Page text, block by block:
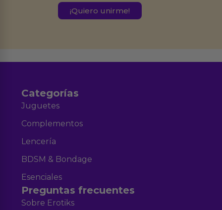
Destinatarios:Ferran Roig Muñoz. Podrás ejercer tus
Categorías
Juguetes
Complementos
Lencería
BDSM & Bondage
Esenciales
Preguntas frecuentes
Sobre Erotiks